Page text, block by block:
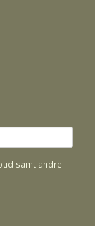
samt andre